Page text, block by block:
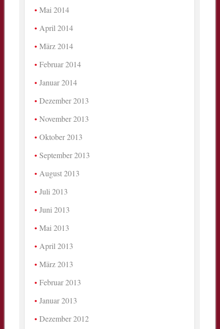
Mai 2014
April 2014
März 2014
Februar 2014
Januar 2014
Dezember 2013
November 2013
Oktober 2013
September 2013
August 2013
Juli 2013
Juni 2013
Mai 2013
April 2013
März 2013
Februar 2013
Januar 2013
Dezember 2012